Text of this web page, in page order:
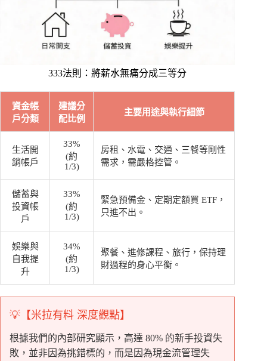
333法則：將薪水無痛分成三等分
資金帳
戶分類
建議分
配比例
主要用途與執行細節
生活開
銷帳戶
33%
(約
1/3)
房租、水電、交通、三餐等剛性
需求，需嚴格控管。
儲蓄與
投資帳
戶
33%
(約
1/3)
緊急預備金、定期定額買 ETF，
只進不出。
娛樂與
自我提
升
34%
(約
1/3)
聚餐、進修課程、旅行，保持理
財過程的身心平衡。
💡【米拉有料 深度觀點】
根據我們的內部研究顯示，高達 80% 的新手投資失
敗，並非因為挑錯標的，而是因為現金流管理失